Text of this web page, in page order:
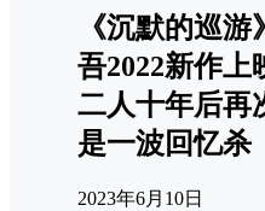
《沉默的巡
吾2022新作上
二人十年后再
是一波回忆杀
2023年6月10日